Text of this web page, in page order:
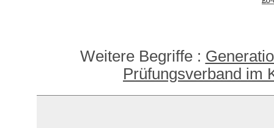
Weitere Begriffe :
Prüfungsverband im